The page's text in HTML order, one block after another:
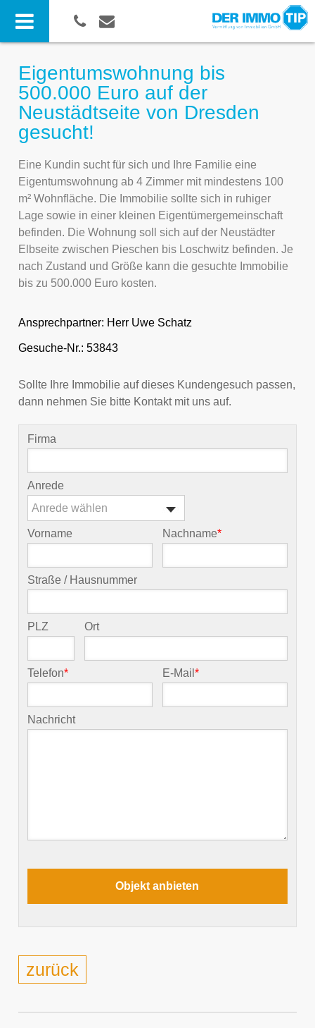
Eigentumswohnung bis
500.000 Euro auf der
Neustädtseite von Dresden
gesucht!
Eine Kundin sucht für sich und Ihre Familie eine
Eigentumswohnung ab 4 Zimmer mit mindestens 100
m² Wohnfläche. Die Immobilie sollte sich in ruhiger
Lage sowie in einer kleinen Eigentümergemeinschaft
befinden. Die Wohnung soll sich auf der Neustädter
Elbseite zwischen Pieschen bis Loschwitz befinden. Je
nach Zustand und Größe kann die gesuchte Immobilie
bis zu 500.000 Euro kosten.
Ansprechpartner: Herr Uwe Schatz
Gesuche-Nr.: 53843
Sollte Ihre Immobilie auf dieses Kundengesuch passen,
dann nehmen Sie bitte Kontakt mit uns auf.
Firma
Anrede
Anrede wählen
Vorname Nachname*
Straße / Hausnummer
PLZ Ort
Telefon* E-Mail*
Nachricht
zurück